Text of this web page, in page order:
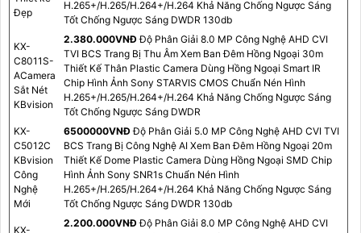
Đẹp
H.265+/H.265/H.264+/H.264 Khả Năng Chống Ngược Sáng
Tốt Chống Ngược Sáng DWDR 130db
KX-
C8011S-
ACamera
Sắt Nét
KBvision
2.380.000VNÐ Độ Phân Giải 8.0 MP Công Nghệ AHD CVI
TVI BCS Trang Bị Thu Âm Xem Ban Đêm Hồng Ngoại 30m
Thiết Kế Thân Plastic Camera Dùng Hồng Ngoại Smart IR
Chip Hình Ảnh Sony STARVIS CMOS Chuẩn Nén Hình
H.265+/H.265/H.264+/H.264 Khả Năng Chống Ngược Sáng
Tốt Chống Ngược Sáng DWDR
KX-
C5012C
KBvision
Công
Nghệ
Mới
6500000VNÐ Độ Phân Giải 5.0 MP Công Nghệ AHD CVI TVI
BCS Trang Bị Công Nghệ AI Xem Ban Đêm Hồng Ngoại 20m
Thiết Kế Dome Plastic Camera Dùng Hồng Ngoại SMD Chip
Hình Ảnh Sony SNR1s Chuẩn Nén Hình
H.265+/H.265/H.264+/H.264 Khả Năng Chống Ngược Sáng
Tốt Chống Ngược Sáng DWDR 130db
KX-
2.200.000VNÐ Độ Phân Giải 8.0 MP Công Nghệ AHD CVI